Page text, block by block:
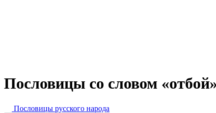
Пословицы со словом
Пословицы русского народа